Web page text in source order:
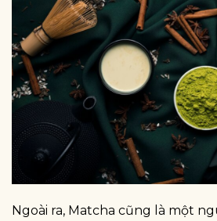
Ngoài ra, Matcha cũng là một